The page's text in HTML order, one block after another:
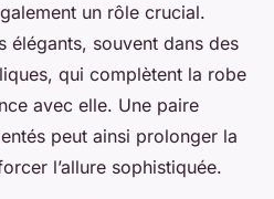
un rôle crucial.
élégants, souvent dans des
qui complètent la robe
avec elle. Une paire
peut ainsi prolonger la
l’allure sophistiquée.